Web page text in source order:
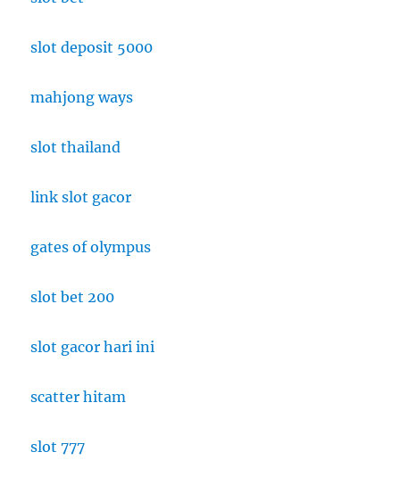
slot deposit 5000
mahjong ways
slot thailand
link slot gacor
gates of olympus
slot bet 200
slot gacor hari ini
scatter hitam
slot 777